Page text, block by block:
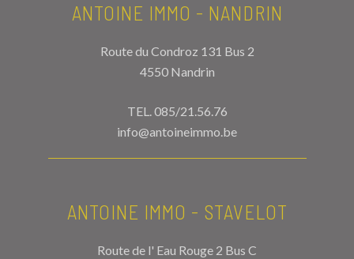
ANTOINE IMMO - NANDRIN
Route du Condroz 131 Bus 2
4550 Nandrin
TEL.085/21.56.76
info@antoineimmo.be
ANTOINE IMMO - STAVELOT
Route de l' Eau Rouge 2 Bus C